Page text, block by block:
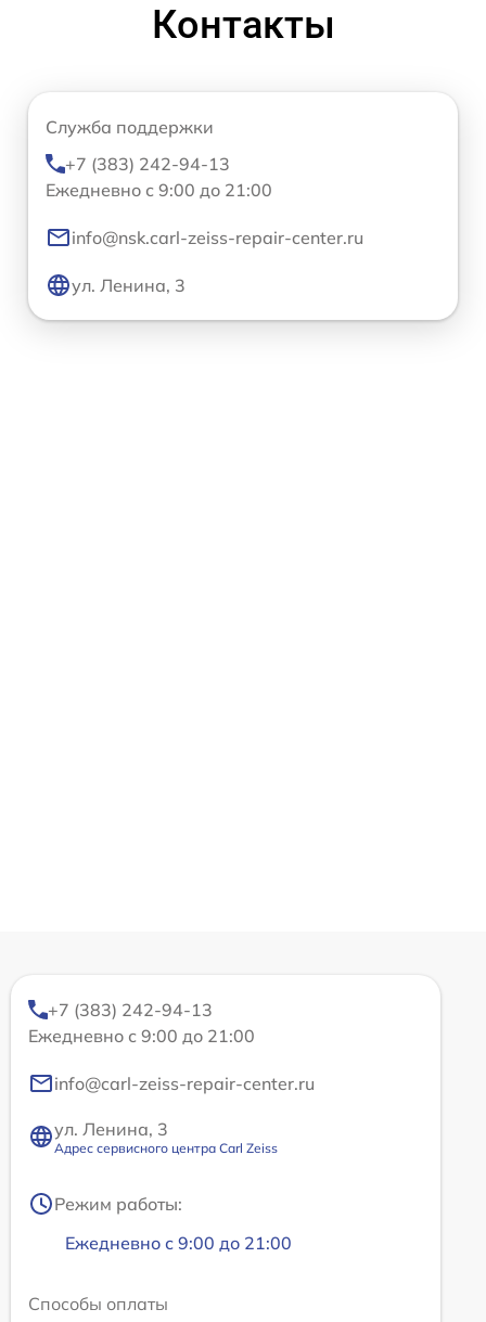
Контакты
Служба поддержки
+7 (383) 242-94-13
Ежедневно с 9:00 до 21:00
info@nsk.carl-zeiss-repair-center.ru
ул. Ленина, 3
+7 (383) 242-94-13
Ежедневно с 9:00 до 21:00
info@carl-zeiss-repair-center.ru
ул. Ленина, 3
Адрес сервисного центра Carl Zeiss
Режим работы:
Ежедневно с 9:00 до 21:00
Способы оплаты